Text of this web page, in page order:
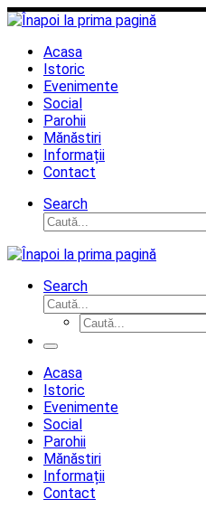
Sari
la
conținutAcasa
Istoric
Evenimente
Social
Parohii
Mănăstiri
Informații
Contact
Search
Căutare
Search
Căutare
Căutare
Meniu
Acasa
Istoric
Evenimente
Social
Parohii
Mănăstiri
Informații
Contact